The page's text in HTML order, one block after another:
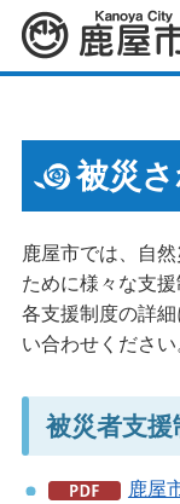
鹿屋
被災
鹿屋市では、自
ために様々な支援
各支援制度の詳
い合わせください
被災者支援
鹿屋